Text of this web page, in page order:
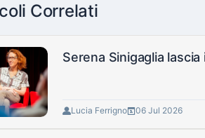
Correlati
Lucia Ferrigno 06 Jul 2026